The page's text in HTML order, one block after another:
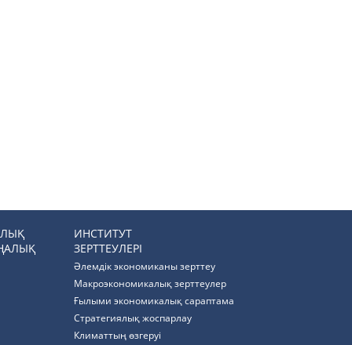
ИНСТИТУТ
ЗЕРТТЕУЛЕРІ
Әлемдік экономиканы зерттеу
Макроэкономикалық зерттеулер
Ғылыми экономикалық сараптама
Стратегиялық жоспарлау
Климаттың өзгеруі